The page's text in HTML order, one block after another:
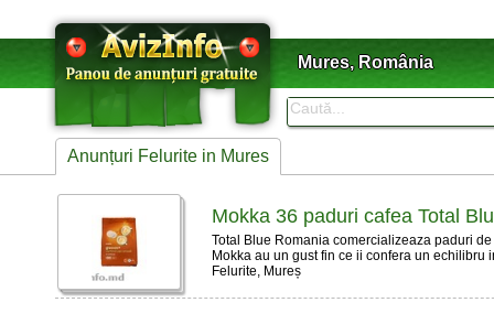
Mures, România
Anunțuri Felurite in Mures
Mokka 36 paduri cafea Total
Total Blue Romania comercializeaza paduri
Mokka au un gust fin ce ii confera un echilibru
Felurite, Mureș